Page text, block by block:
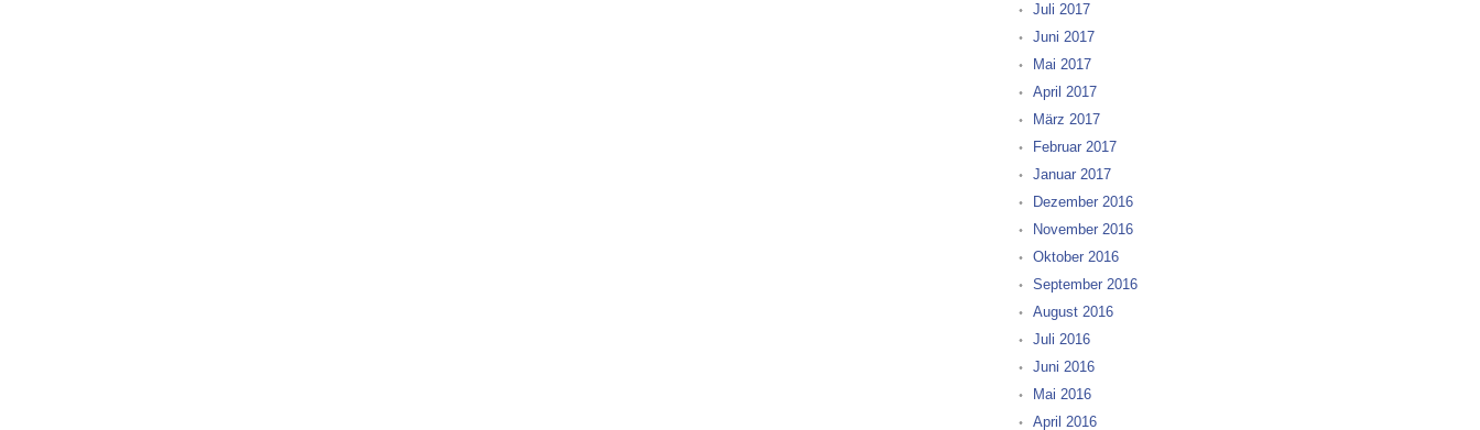
Juli 2017
Juni 2017
Mai 2017
April 2017
März 2017
Februar 2017
Januar 2017
Dezember 2016
November 2016
Oktober 2016
September 2016
August 2016
Juli 2016
Juni 2016
Mai 2016
April 2016